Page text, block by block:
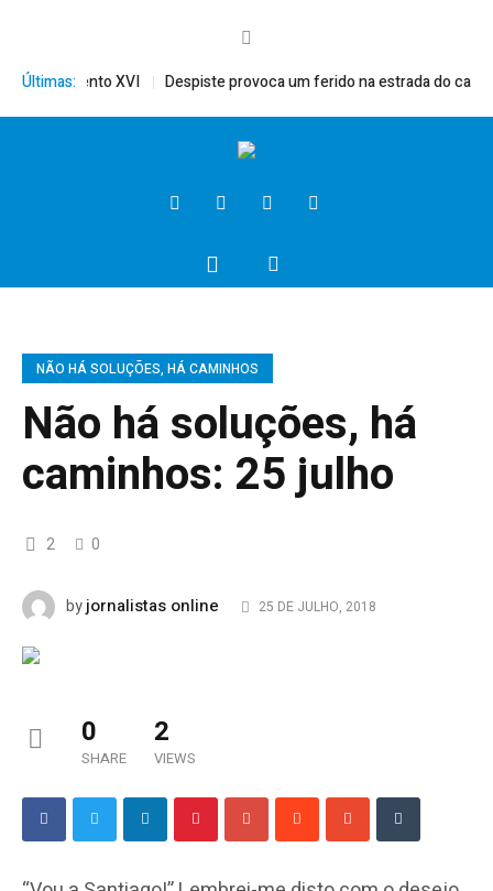
Últimas:Bento XVI Despiste provoca um ferido na estrada do campo
NÃO HÁ SOLUÇÕES, HÁ CAMINHOS
Não há soluções, há
caminhos: 25 julho
2 0
byjornalistas online 25 DE JULHO, 2018
0
SHARE
2
VIEWS